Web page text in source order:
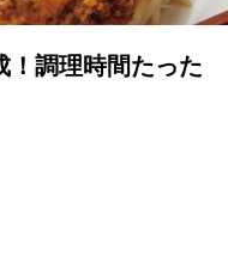
！調理時間たった